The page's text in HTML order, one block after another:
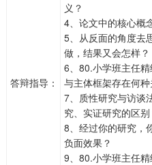
答辩指导：
义？
4、论文中的核心概
5、从反面的角度去
做，结果又会怎样？
6、80.小学班主任
与主体框架存在何
7、质性研究与访谈
究、实证研究的区别
8、经过你的研究，
负面效果？
9、80.小学班主任